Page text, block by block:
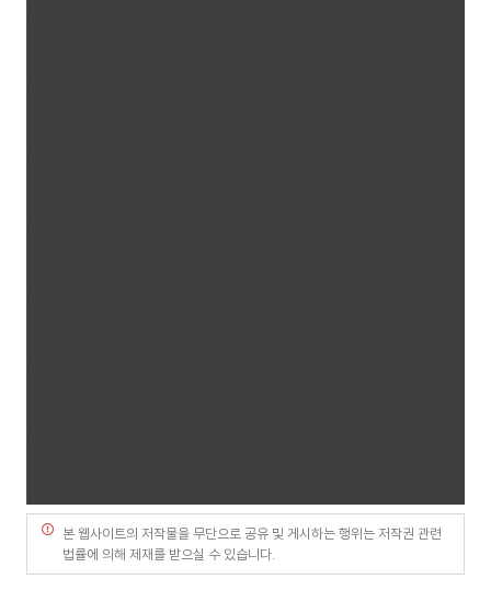
본 웹사이트의 저작물을 무단으로 공유 및 게시하는 행위는 저작권 관련
법률에 의해 제재를 받으실 수 있습니다.